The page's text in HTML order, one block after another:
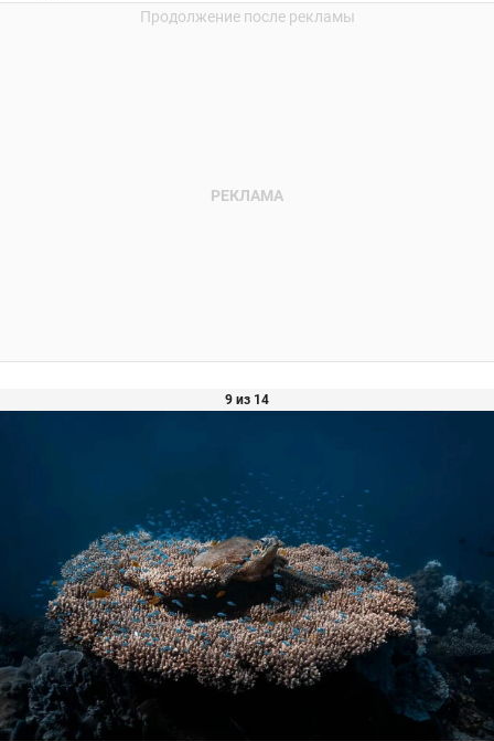
9 из 14